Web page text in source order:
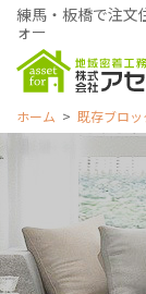
練馬・板橋で注文
ォー
ホーム 既存ブロ